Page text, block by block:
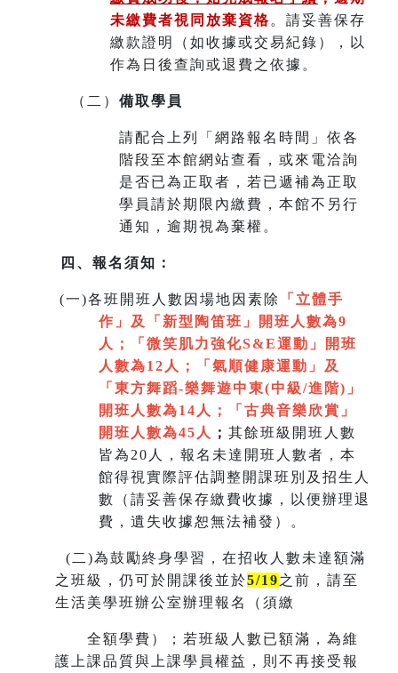
未繳費者視同放棄資格。請妥善保存
繳款證明（如收據或交易紀錄），以
作為日後查詢或退費之依據。
（二） 備取學員
請配合上列「網路報名時間」依各
階段至本館網站查看，或來電洽詢
是否已為正取者，若已遞補為正取
學員請於期限內繳費，本館不另行
通知，逾期視為棄權。
四、報名須知：
(一)各班開班人數因場地因素除
「立體手
作」及「新型陶笛班」開班人數為9
人
；
「微笑肌力強化S&E運動」開班
人數為12人；「氣順健康運動」及
「 東方舞蹈-樂舞遊中東(中級/進階)」
開班人數為14人
； 「 古典音樂欣賞 」
開班人數為45人
； 其餘班級開班人數
皆為20人，報名未達開班人數者，本
館得視實際評估調整開課班別及招生人
數（請妥善保存繳費收據，以便辦理退
費，遺失收據恕無法補發）。
( 二)為鼓勵終身學習，在招收人數未達額滿
之班級，仍可於開課後並於5/19之前，請至
生活美學班辦公室辦理報名（須繳
全額學費）；若班級人數已額滿，為維
護上課品質與上課學員權益，則不再接受報